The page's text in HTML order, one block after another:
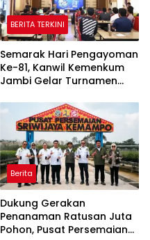
BERITA TERKINI
Semarak Hari Pengayoman
Ke-81, Kanwil Kemenkum
Jambi Gelar Turnamen
Berita
Dukung Gerakan
Penanaman Ratusan Juta
Pohon, Pusat Persemaian